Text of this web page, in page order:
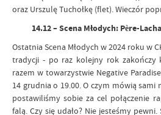
oraz Urszulę Tuchołkę (flet). Wieczór
14.12 – Scena Młodych: Père-
Ostatnia Scena Młodych w 2024 roku w
tradycji - po raz kolejny rok zakończy
razem w towarzystwie Negative
14 grudnia o 19.00. O czym mówią sami
postawiliśmy sobie za cel połączenie
falą. Czy się udało? Nie jesteśmy